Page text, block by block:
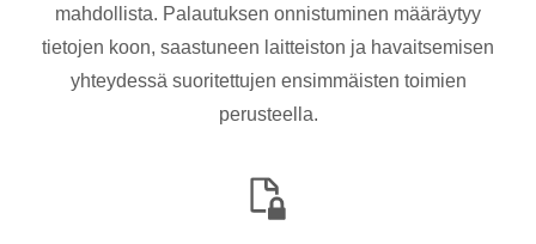
mahdollista. Palautuksen onnistuminen määräytyy
tietojen koon, saastuneen laitteiston ja havaitsemisen
yhteydessä suoritettujen ensimmäisten toimien
perusteella.